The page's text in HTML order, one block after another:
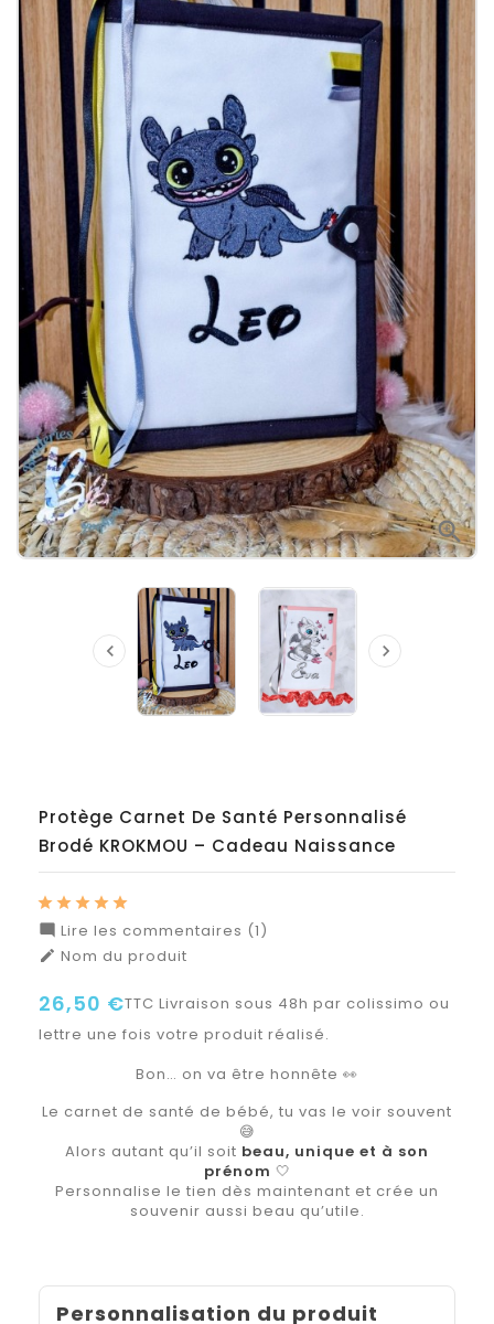

 
Protège Carnet De Santé Personnalisé
Brodé KROKMOU – Cadeau Naissance
 Lire les commentaires (1)
 Nom du produit
26,50 €TTC Livraison sous 48h par colissimo ou
lettre une fois votre produit réalisé.
Bon… on va être honnête 👀
Le carnet de santé de bébé, tu vas le voir souvent
😅
Alors autant qu’il soit beau, unique et à son
prénom 🤍
Personnalise le tien dès maintenant et crée un
souvenir aussi beau qu’utile.
Personnalisation du produit